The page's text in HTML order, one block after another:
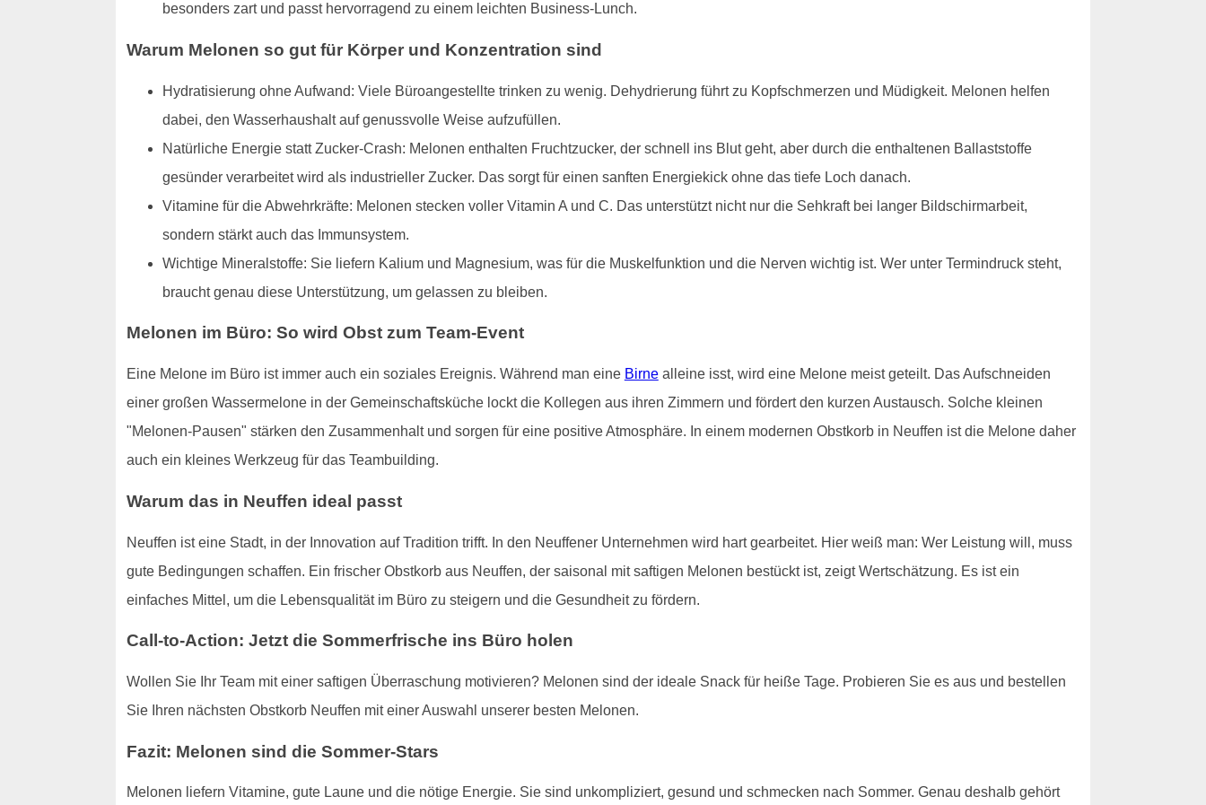
besonders zart und passt hervorragend zu einem leichten Business-Lunch.
Warum Melonen so gut für Körper und Konzentration sind
Hydratisierung ohne Aufwand: Viele Büroangestellte trinken zu wenig. Dehydrierung führt zu Kopfschmerzen und Müdigkeit. Melonen helfen
dabei, den Wasserhaushalt auf genussvolle Weise aufzufüllen.
Natürliche Energie statt Zucker-Crash: Melonen enthalten Fruchtzucker, der schnell ins Blut geht, aber durch die enthaltenen Ballaststoffe
gesünder verarbeitet wird als industrieller Zucker. Das sorgt für einen sanften Energiekick ohne das tiefe Loch danach.
Vitamine für die Abwehrkräfte: Melonen stecken voller Vitamin A und C. Das unterstützt nicht nur die Sehkraft bei langer Bildschirmarbeit,
sondern stärkt auch das Immunsystem.
Wichtige Mineralstoffe: Sie liefern Kalium und Magnesium, was für die Muskelfunktion und die Nerven wichtig ist. Wer unter Termindruck steht,
braucht genau diese Unterstützung, um gelassen zu bleiben.
Melonen im Büro: So wird Obst zum Team-Event
Eine Melone im Büro ist immer auch ein soziales Ereignis. Während man eine Birnealleine isst, wird eine Melone meist geteilt. Das Aufschneiden
einer großen Wassermelone in der Gemeinschaftsküche lockt die Kollegen aus ihren Zimmern und fördert den kurzen Austausch. Solche kleinen
"Melonen-Pausen" stärken den Zusammenhalt und sorgen für eine positive Atmosphäre. In einem modernen Obstkorb in Neuffen ist die Melone daher
auch ein kleines Werkzeug für das Teambuilding.
Warum das in Neuffen ideal passt
Neuffen ist eine Stadt, in der Innovation auf Tradition trifft. In den Neuffener Unternehmen wird hart gearbeitet. Hier weiß man: Wer Leistung will, muss
gute Bedingungen schaffen. Ein frischer Obstkorb aus Neuffen, der saisonal mit saftigen Melonen bestückt ist, zeigt Wertschätzung. Es ist ein
einfaches Mittel, um die Lebensqualität im Büro zu steigern und die Gesundheit zu fördern.
Call-to-Action: Jetzt die Sommerfrische ins Büro holen
Wollen Sie Ihr Team mit einer saftigen Überraschung motivieren? Melonen sind der ideale Snack für heiße Tage. Probieren Sie es aus und bestellen
Sie Ihren nächsten Obstkorb Neuffen mit einer Auswahl unserer besten Melonen.
Fazit: Melonen sind die Sommer-Stars
Melonen liefern Vitamine, gute Laune und die nötige Energie. Sie sind unkompliziert, gesund und schmecken nach Sommer. Genau deshalb gehört